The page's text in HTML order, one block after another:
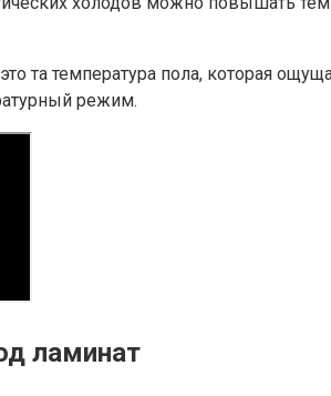
та температура пола, которая
режим.
ламинат